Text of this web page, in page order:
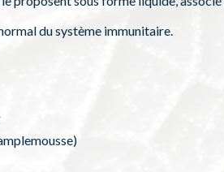
du système immunitaire.